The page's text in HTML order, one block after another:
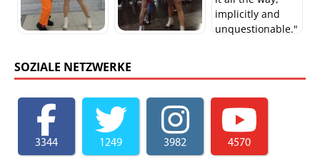
SOZIALE NETZWERKE
3344 1249 3982 4570